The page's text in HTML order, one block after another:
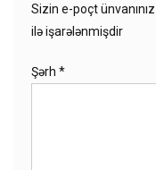
Sizin e-poçt
ilə işarələnmişdir
Şərh *